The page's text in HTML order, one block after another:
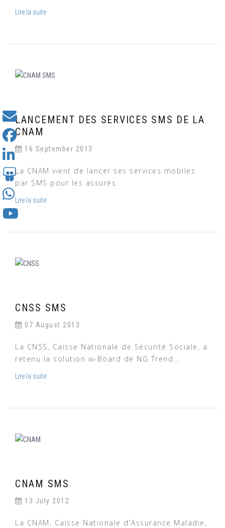
Lire la suite
LANCEMENT DES SERVICES SMS DE LA
CNAM
16 September 2013
La CNAM vient de lancer ses services mobiles
par SMS pour les assurés.
Lire la suite
CNSS SMS
07 August 2013
La CNSS, Caisse Nationale de Sécurité Sociale, a
retenu la solution w-Board de NG Trend...
Lire la suite
CNAM SMS
13 July 2012
La CNAM, Caisse Nationale d'Assurance Maladie,